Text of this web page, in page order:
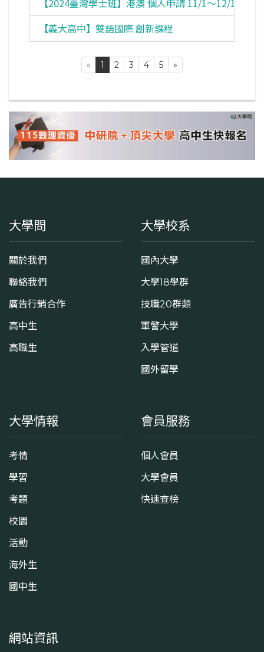
【義大高中】雙語國際 創新課程
« 1 2 3 4 5 »
大學問
關於我們
聯絡我們
廣告行銷合作
高中生
高職生
大學校系
國內大學
大學18學群
技職20群類
軍警大學
入學管道
國外留學
大學情報
考情
學習
考題
校園
活動
海外生
國中生
會員服務
個人會員
大學會員
快速查榜
網站資訊